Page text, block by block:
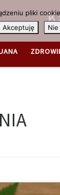
pliki
Akceptuję